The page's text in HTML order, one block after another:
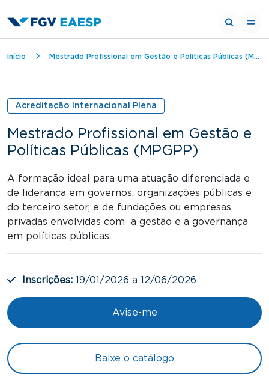
Trilha de navegação
Início Mestrado Profissional em Gestão e Políticas Públicas (MPGPP)
Acreditação Internacional Plena
Mestrado Profissional em Gestão e
Políticas Públicas (MPGPP)
A formação ideal para uma atuação diferenciada e
de liderança em governos, organizações públicas e
do terceiro setor, e de fundações ou empresas
privadas envolvidas com a gestão e a governança
em políticas públicas.
Inscrições: 19/01/2026 a 12/06/2026
Avise-me
Baixe o catálogo